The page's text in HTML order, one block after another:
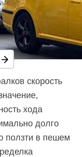
скорость
хода
долго
ползти в пешем